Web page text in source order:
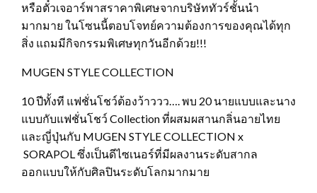
หรือตั๋วเจอาร์พาสราคาพิเศษจากบริษัททัวร์ชั้นนำ
มากมาย ในโซนนี้ตอบโจทย์ความต้องการของคุณได้ทุก
สิ่ง แถมมีกิจกรรมพิเศษทุกวันอีกด้วย!!!
MUGEN STYLE COLLECTION
10 ปีทั้งที แฟชั่นโชว์ต้องว้าววว…. พบ 20 นายแบบและนาง
แบบกับแฟชั่นโชว์ Collection ที่ผสมผสานกลิ่นอายไทย
และญี่ปุ่นกับ MUGEN STYLE COLLECTION x
SORAPOL ซึ่งเป็นดีไซเนอร์ที่มีผลงานระดับสากล
ออกแบบให้กับศิลปินระดับโลกมากมาย